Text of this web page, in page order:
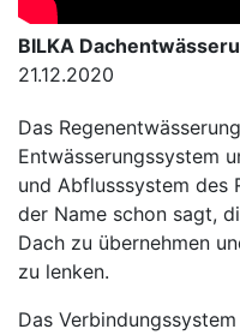
BILKA
21.12.2020
Das
Entwässerungssystem
und Abflusssystem des
der Name schon sagt,
Dach zu übernehmen
zu lenken.
Das